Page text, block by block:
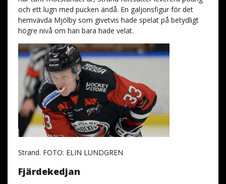
och ett lugn med pucken ändå. En galjonsfigur för det
hemvävda Mjölby som givetvis hade spelat på betydligt
högre nivå om han bara hade velat.
Strand. FOTO: ELIN LUNDGREN
Fjärdekedjan